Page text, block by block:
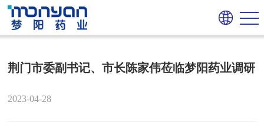
荆门市委副书记、市长陈家伟莅临梦阳药业调研
2023-04-28